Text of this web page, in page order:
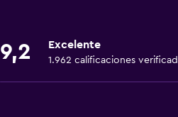
Estacionamiento accesible
9,2 Excelente
1.962 calificaciones